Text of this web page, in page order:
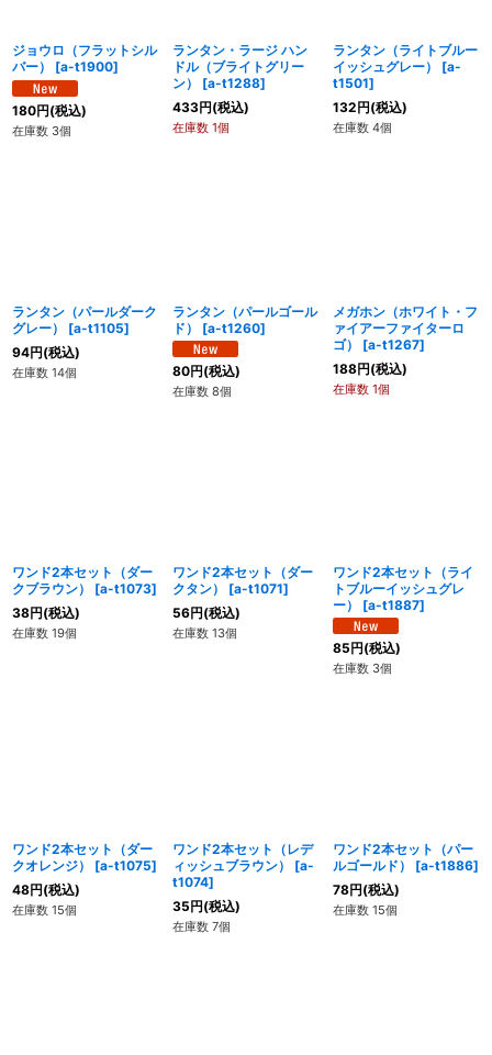
ジョウロ（フラットシル
バー）
[a-t1900]
180円(税込)
在庫数 3個
ランタン・ラージ ハン
ドル（ブライトグリー
ン）
[a-t1288]
433円(税込)
在庫数 1個
ランタン（ライトブルー
イッシュグレー）
[a-
t1501]
132円(税込)
在庫数 4個
ランタン（パールダーク
グレー）
[a-t1105]
94円(税込)
在庫数 14個
ランタン（パールゴール
ド）
[a-t1260]
80円(税込)
在庫数 8個
メガホン（ホワイト・フ
ァイアーファイターロ
ゴ）
[a-t1267]
188円(税込)
在庫数 1個
ワンド2本セット（ダー
クブラウン）
[a-t1073]
38円(税込)
在庫数 19個
ワンド2本セット（ダー
クタン）
[a-t1071]
56円(税込)
在庫数 13個
ワンド2本セット（ライ
トブルーイッシュグレ
ー）
[a-t1887]
85円(税込)
在庫数 3個
ワンド2本セット（ダー
クオレンジ）
[a-t1075]
48円(税込)
在庫数 15個
ワンド2本セット（レデ
ィッシュブラウン）
[a-
t1074]
35円(税込)
在庫数 7個
ワンド2本セット（パー
ルゴールド）
[a-t1886]
78円(税込)
在庫数 15個